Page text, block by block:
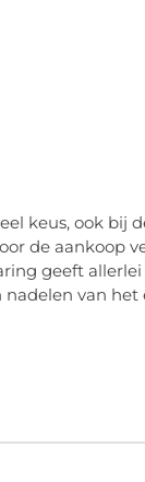
keus, ook bij
de aankoop
geeft
van